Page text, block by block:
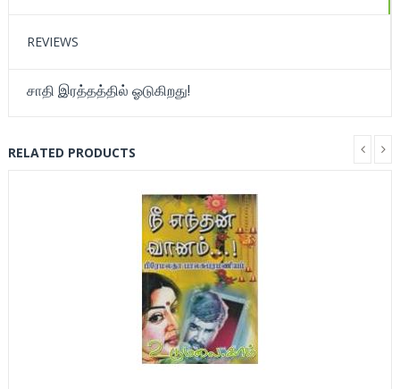
REVIEWS
சாதி இரத்தத்தில் ஓடுகிறது!
RELATED PRODUCTS